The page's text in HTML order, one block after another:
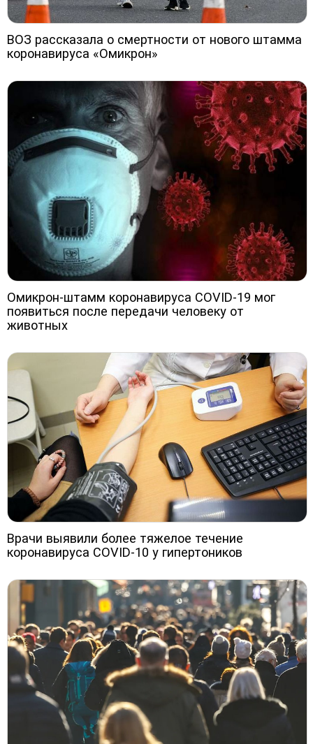
ВОЗ рассказала о смертности от нового штамма
коронавируса «Омикрон»
Омикрон-штамм коронавируса COVID-19 мог
появиться после передачи человеку от
животных
Врачи выявили более тяжелое течение
коронавируса COVID-10 у гипертоников